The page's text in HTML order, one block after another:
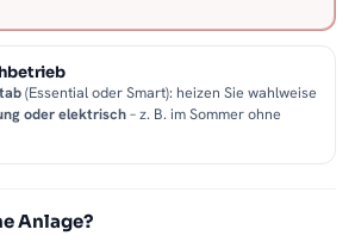
(Essential oder Smart): heizen Sie wahlweise
oder elektrisch– z. B. im Sommer ohne
Anlage?